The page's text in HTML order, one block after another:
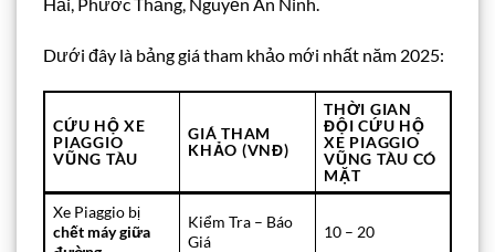
Dưới đây là bảng giá tham khảo mới nhất năm 2025:
CỨU HỘ XE
PIAGGIO
VŨNG TÀU
GIÁ THAM
KHẢO (VNĐ)
THỜI GIAN
ĐỘI CỨU HỘ
XE PIAGGIO
VŨNG TÀU CÓ
MẶT
Xe Piaggio bị
chết máy giữa
Kiểm Tra – Báo
Giá
10 – 20